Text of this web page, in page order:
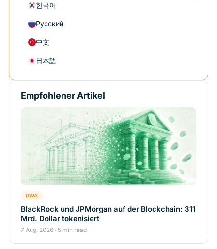
한국어
Русский
中文
日本語
Empfohlener Artikel
RWA
BlackRock und JPMorgan auf der Blockchain: 311
Mrd. Dollar tokenisiert
7 Aug. 2026 · 5 min read